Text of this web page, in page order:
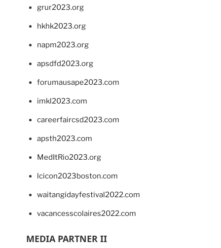
grur2023.org
hkhk2023.org
napm2023.org
apsdfd2023.org
forumausape2023.com
imkl2023.com
careerfaircsd2023.com
apsth2023.com
MedItRio2023.org
lcicon2023boston.com
waitangidayfestival2022.com
vacancesscolaires2022.com
MEDIA PARTNER II